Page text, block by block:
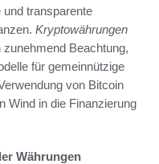
transparente
Kryptowährungen
zunehmend Beachtung,
für gemeinnützige
von Bitcoin
Wind in die Finanzierung
Währungen